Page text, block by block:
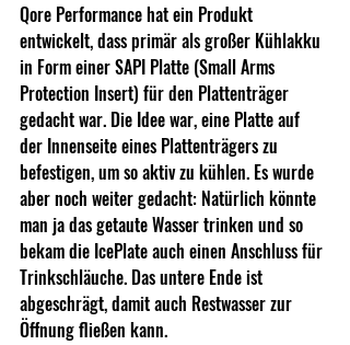
Qore Performance hat ein Produkt
entwickelt, dass primär als großer Kühlakku
in Form einer SAPI Platte (Small Arms
Protection Insert) für den Plattenträger
gedacht war. Die Idee war, eine Platte auf
der Innenseite eines Plattenträgers zu
befestigen, um so aktiv zu kühlen. Es wurde
aber noch weiter gedacht: Natürlich könnte
man ja das getaute Wasser trinken und so
bekam die IcePlate auch einen Anschluss für
Trinkschläuche. Das untere Ende ist
abgeschrägt, damit auch Restwasser zur
Öffnung fließen kann.